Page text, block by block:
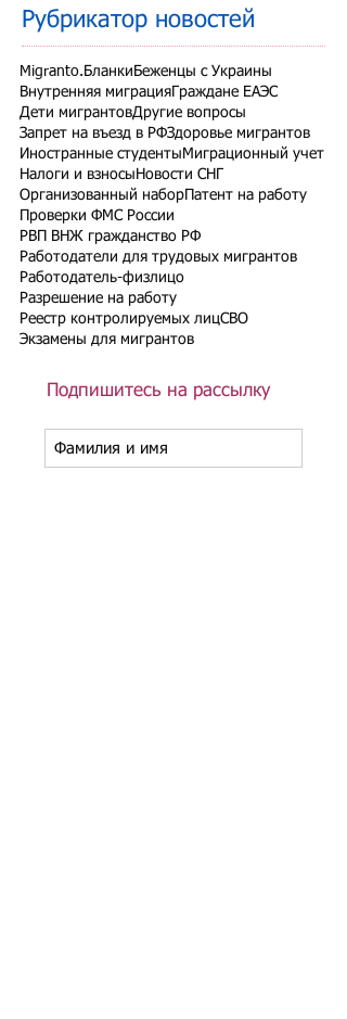
Рубрикатор новостей
Migranto.Бланки Беженцы с Украины
Внутренняя миграция Граждане ЕАЭС
Дети мигрантовДругие вопросы
Запрет на въезд в РФЗдоровье мигрантов
Иностранные студенты Миграционный учет
Налоги и взносы Новости СНГ
Организованный набор Патент на работу
Проверки ФМС России
РВП ВНЖ гражданство РФ
Работодатели для трудовых мигрантов
Работодатель-физлицо
Разрешение на работу
Реестр контролируемых лицСВО
Экзамены для мигрантов
Подпишитесь на рассылку